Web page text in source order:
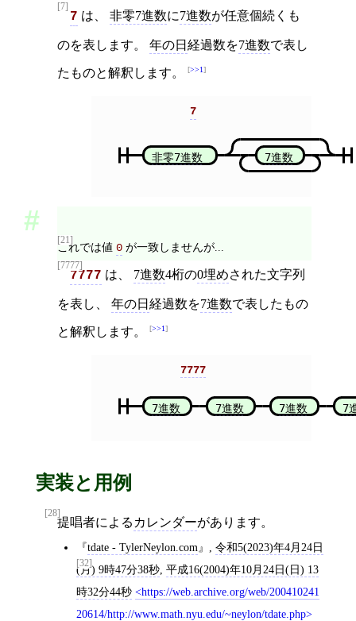
[7]
7 は、 非零7進数に7進数が任意個続くも
のを表します。 年の日 経過数を7進数で表し
たものと解釈します。 >>1
7
非零7進数 7進数
[21]
これでは値 0 が一致しませんが...
[7777]
7777 は、 7進数4桁の0埋めされた文字列
を表し、 年の日 経過数を7進数で表したもの
と解釈します。 >>1
7777
7進数 7進数 7進数 7
実装と用例
[28]
提唱者による カレンダーがあります。
[32]
tdate - TylerNeylon.com
令和5(2023)年4月24日
(月) 9時47分38秒 平成16(2004)年10月24日(日) 13
時32分44秒
https://web.archive.org/web/200410241
20614/http://www.math.nyu.edu/~neylon/tdate.php